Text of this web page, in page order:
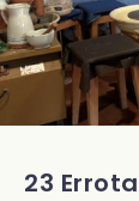
23